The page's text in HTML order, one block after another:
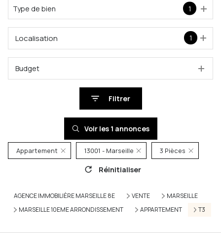
Type de bien 1
1
Localisation
Budget
Filtrer
Voir les 1 annonces
Appartement 13001 - Marseille 3 Pièces
Réinitialiser
AGENCE IMMOBILIÈRE MARSEILLE 8E VENTE
MARSEILLE
MARSEILLE 10EME ARRONDISSEMENT
APPARTEMENT T3